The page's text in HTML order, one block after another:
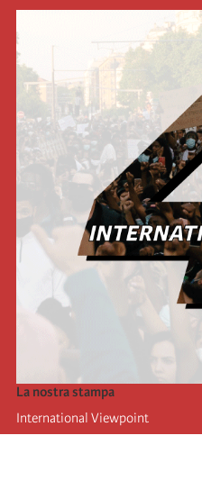
La nostra stampa
International Viewpoint